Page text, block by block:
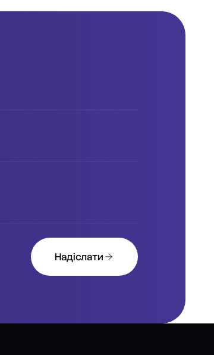
Надіслати